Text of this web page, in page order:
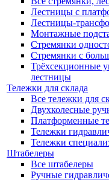
Лестницы с
Лестницы-
Монтажные
Стремянки
Стремянки с
Трёхсекционные
лестницы
Тележки для склада
Все тележки для
Двухколесные
Платформенные
Тележки
Тележки
Штабелеры
Все штабелеры
Ручные